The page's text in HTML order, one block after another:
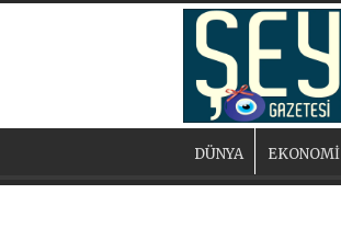
DÜNYA EKONOMİ